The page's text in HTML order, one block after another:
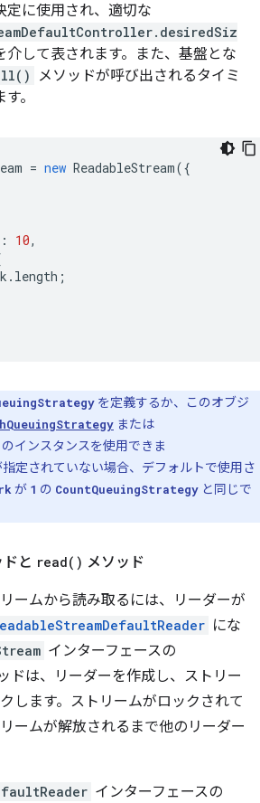
定に使用され、適切な
介して表されます。また、基盤とな
メソッドが呼び出されるタイミ
。
= new ReadableStream({
: 10,
. length ;
を定義するか、このオブジ
または
のインスタンスを使用できま
指定されていない場合、デフォルトで使用さ
が 1 の CountQueuingStrategy と同じで
ドと read( ) メソッド
ームから読み取るには、リーダーが
にな
インターフェースの
ドは、リーダーを作成し、ストリー
します。ストリームがロックされて
ームが解放されるまで他のリーダー
インターフェースの